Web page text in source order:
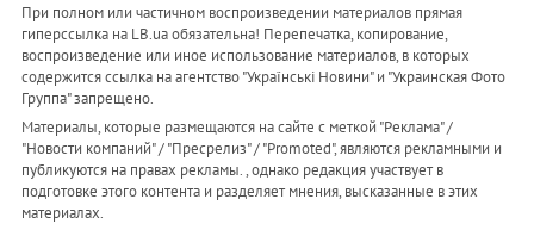
При полном или частичном воспроизведении материалов прямая
гиперссылка на LB.ua обязательна! Перепечатка, копирование,
воспроизведение или иное использование материалов, в которых
содержится ссылка на агентство "Українськi Новини" и "Украинская Фото
Группа" запрещено.
Материалы, которые размещаются на сайте с меткой "Реклама" /
"Новости компаний" / "Пресрелиз" / "Promoted", являются рекламными и
публикуются на правах рекламы. , однако редакция участвует в
подготовке этого контента и разделяет мнения, высказанные в этих
материалах.